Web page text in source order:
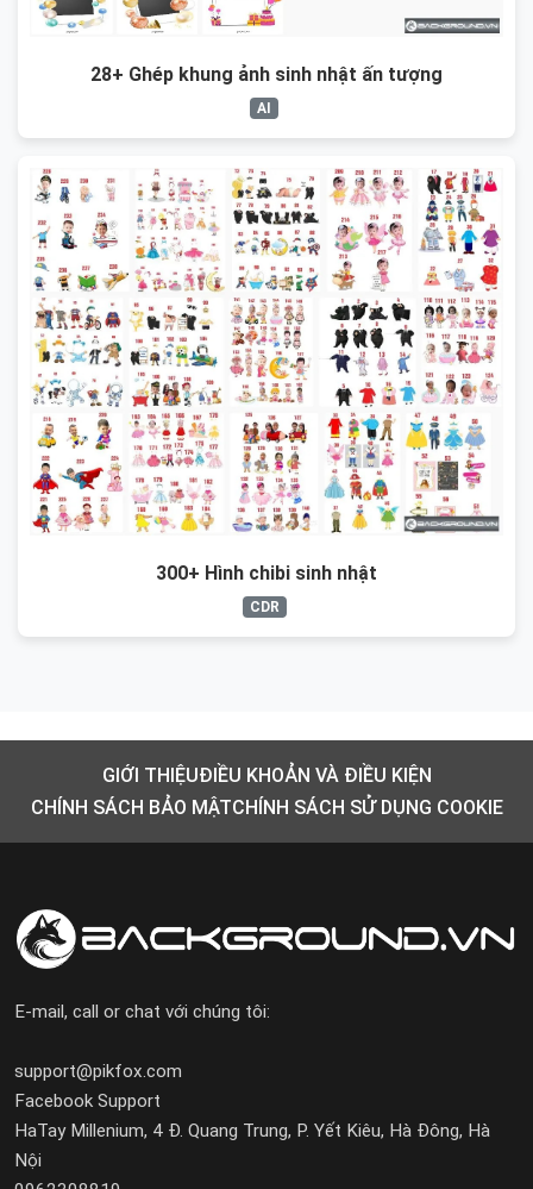
28+ Ghép khung ảnh sinh nhật ấn tượng
AI
300+ Hình chibi sinh nhật
CDR
GIỚI THIỆUĐIỀU KHOẢN VÀ ĐIỀU KIỆN
CHÍNH SÁCH BẢO MẬTCHÍNH SÁCH SỬ DỤNG COOKIE
E-mail, call or chat với chúng tôi:
support@pikfox.com
Facebook Support
HaTay Millenium, 4 Đ. Quang Trung, P. Yết Kiêu, Hà Đông, Hà
Nội